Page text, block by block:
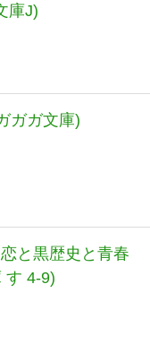
庫J)
ガガ文庫)
と黒歴史と青春
す 4-9)